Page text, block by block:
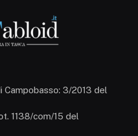
Campobasso: 3/2013 del
1138/com/15 del